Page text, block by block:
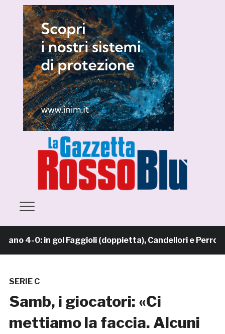
4-0: in gol Faggioli (doppietta), Candellori e Perrotta.
SERIE C
Samb, i giocatori: «Ci
mettiamo la faccia. Alcuni